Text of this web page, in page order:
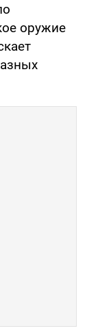
оружие